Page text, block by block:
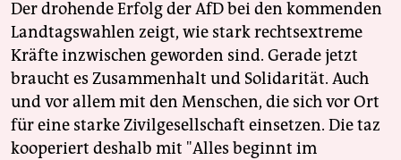
Der drohende Erfolg der AfD bei den kommenden
Landtagswahlen zeigt, wie stark rechtsextreme
Kräfte inzwischen geworden sind. Gerade jetzt
braucht es Zusammenhalt und Solidarität. Auch
und vor allem mit den Menschen, die sich vor Ort
für eine starke Zivilgesellschaft einsetzen. Die taz
kooperiert deshalb mit "Alles beginnt im